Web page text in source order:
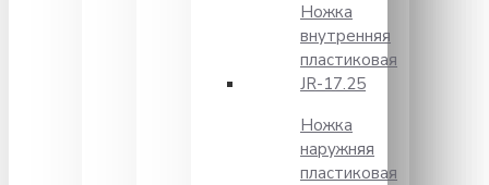
Ножка
внутренняя
пластиковая
JR-17.25
Ножка
наружняя
пластиковая